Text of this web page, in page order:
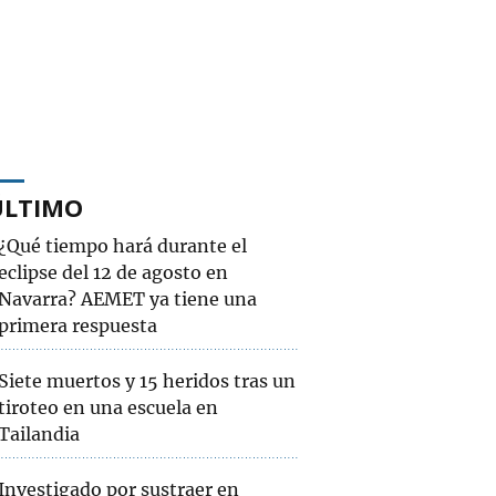
tiempo hará durante el
del 12 de agosto en
AEMET ya tiene una
respuesta
Siete muertos y 15 heridos tras un
en una escuela en
por sustraer en